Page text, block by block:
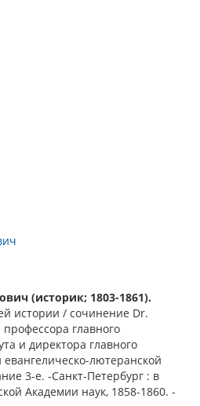
(историк; 1803-1861).
истории / сочинение Dr.
главного
и директора главного
лютеранской
3-е. -Санкт-Петербург : в
Академии наук, 1858-1860. -